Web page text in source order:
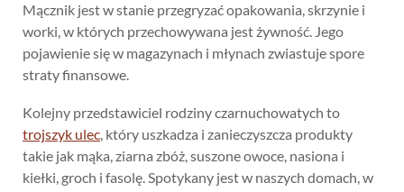
Mącznik jest w stanie przegryzać opakowania, skrzynie i
worki, w których przechowywana jest żywność. Jego
pojawienie się w magazynach i młynach zwiastuje spore
straty finansowe.
Kolejny przedstawiciel rodziny czarnuchowatych to
trojszyk ulec, który uszkadza i zanieczyszcza produkty
takie jak mąka, ziarna zbóż, suszone owoce, nasiona i
kiełki, groch i fasolę. Spotykany jest w naszych domach, w